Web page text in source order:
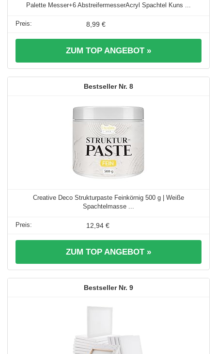
Palette Messer+6 AbstreifermesserAcryl Spachtel Kuns ...
8,99 €
ZUM TOP ANGEBOT »
8
Creative Deco Strukturpaste Feinkörnig 500 g | Weiße
Spachtelmasse ...
12,94 €
ZUM TOP ANGEBOT »
9